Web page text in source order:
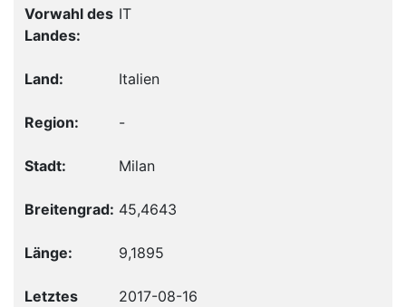
IT
Italien
-
Milan
45,4643
9,1895
2017-08-16